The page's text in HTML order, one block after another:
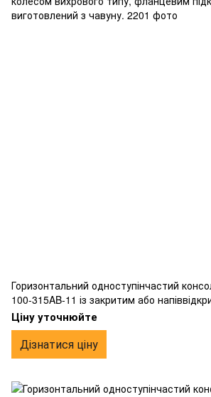
Горизонтальний одноступінчастий
100-315AB-11 із закритим або
колесом вихрового типу, фланцевим
виготовлений з чавуну.
Ціну уточнюйте
Дізнатися ціну